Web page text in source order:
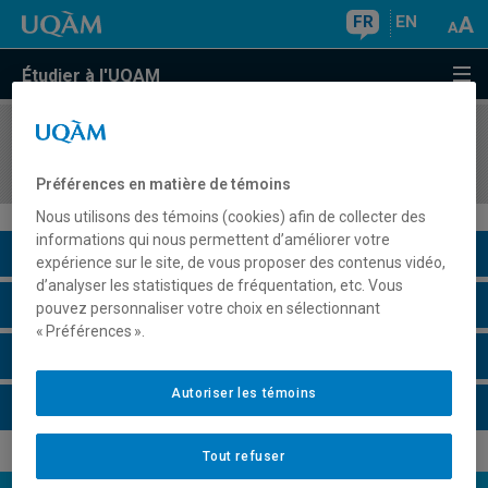
FR EN
Étudier à l'UQAM
COURS//
Description du cours
Horaire - Été 2026
Préférences en matière de témoins
Nous utilisons des témoins (cookies) afin de collecter des
informations qui nous permettent d’améliorer votre
expérience sur le site, de vous proposer des contenus vidéo,
d’analyser les statistiques de fréquentation, etc. Vous
pouvez personnaliser votre choix en sélectionnant
« Préférences ».
Tout refuser
Autoriser les témoins